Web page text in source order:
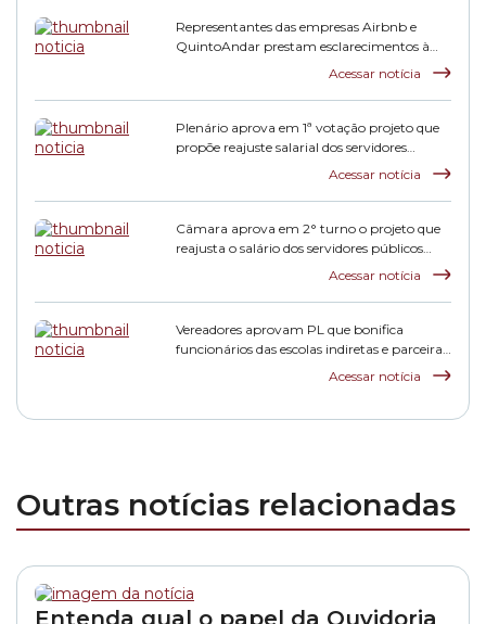
Representantes das empresas Airbnb e
QuintoAndar prestam esclarecimentos à
Acessar notícia
Plenário aprova em 1ª votação projeto que
propõe reajuste salarial dos servidores
Acessar notícia
Câmara aprova em 2° turno o projeto que
reajusta o salário dos servidores públicos
Acessar notícia
Vereadores aprovam PL que bonifica
funcionários das escolas indiretas e parceiras
Acessar notícia
Outras notícias relacionadas
Entenda qual o papel da Ouvidoria